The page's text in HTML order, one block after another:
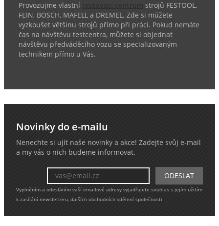
Provozujme vlastní
strojů FESTOOL,
FEIN, BOSCH, MAFELL a DREMEL. Zde si můžete
vyzkoušet většinu strojů přímo při práci. Pokud nemáte
čas na návštěvu testcentra, můžete si objednat
návštěvu předváděcího vozu se specializovaným
technikem přímo u Vás.
Novinky do e-mailu
Nenechte si ujít naše novinky a akce! Zadejte svůj e-mail
a my vás o nich budeme informovat.
Vyplněním a odesláním vaší emailové adresy vyjadřujete souhlas s jejím užitím
k zasílání newsletteru, dalších obchodních sdělení společnosti